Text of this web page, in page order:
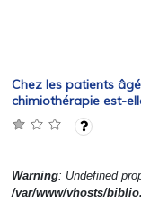
Chez les patients
chimiothérapie est-
Warning: Undefined
/var/www/vhosts/